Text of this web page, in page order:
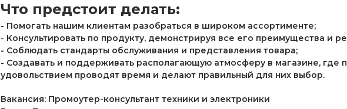
Что предстоит делать:
- Помогать нашим клиентам разобраться в широком ассортименте;
- Консультировать по продукту, демонстрируя все его преимущества и
- Соблюдать стандарты обслуживания и представления товара;
- Создавать и поддерживать располагающую атмосферу в магазине, где
удовольствием проводят время и делают правильный для них выбор.
Вакансия: Промоутер-консультант техники и электроники